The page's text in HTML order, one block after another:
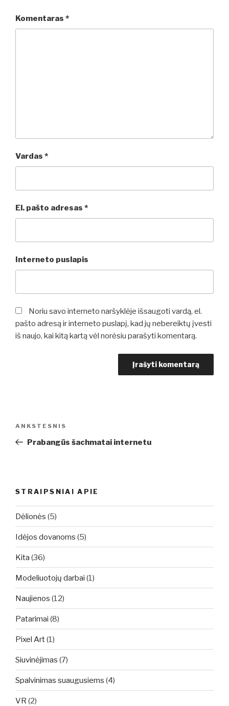
Komentaras *
Vardas *
El. pašto adresas *
Interneto puslapis
Noriu savo interneto naršyklėje išsaugoti vardą, el.
pašto adresą ir interneto puslapį, kad jų nebereiktų įvesti
iš naujo, kai kitą kartą vėl norėsiu parašyti komentarą.
įrašų
Ankstesnis
įrašas
ANKSTESNIS
Prabangūs šachmatai internetu
STRAIPSNIAI APIE
Dėlionės (5)
Idėjos dovanoms (5)
Kita (36)
Modeliuotojų darbai (1)
Naujienos (12)
Patarimai (8)
Pixel Art(1)
Siuvinėjimas (7)
Spalvinimas suaugusiems (4)
VR (2)